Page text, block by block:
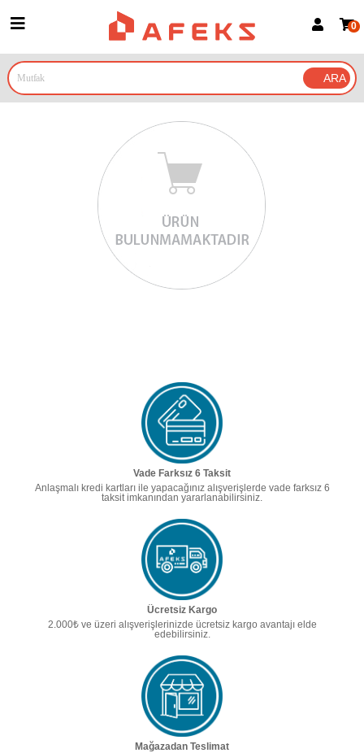
Google İle Bağlan
0
Vade Farksız 6 Taksit
Anlaşmalı kredi kartları ile yapacağınız alışverişlerde vade farksız 6
taksit imkanından yararlanabilirsiniz.
Ücretsiz Kargo
2.000₺ ve üzeri alışverişlerinizde ücretsiz kargo avantajı elde
edebilirsiniz.
Mağazadan Teslimat